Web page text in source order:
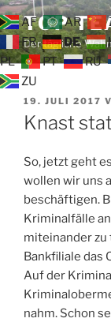
Zum
Inhalt
springen
TOP
Der tägliche
AM
19. JULI 2017
Knast
So, jetzt geht
wollen wir uns
beschäftigen.
Kriminalfälle
miteinander zu
Bankfiliale das
Auf der
nahm. Schon
AF AR
FR
DE
PL
PT RU
ZU